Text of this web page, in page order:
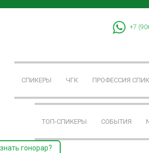
+7
СПИКЕРЫ ЧГК ПРОФЕССИЯ
ТОП-СПИКЕРЫ СОБЫТИЯ
гонорар?